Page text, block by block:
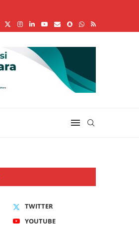
TWITTER
YOUTUBE